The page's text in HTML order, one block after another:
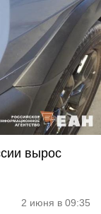
вырос
2 июня в 09:35